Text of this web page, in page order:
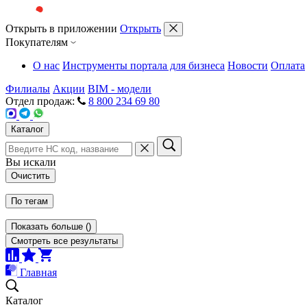
Открыть в приложении Открыть
Покупателям
О нас Инструменты портала для бизнеса Новости Оплата
Филиалы Акции BIM - модели
Отдел продаж:
8 800 234 69 80
Каталог
Вы искали
Очистить
По тегам
Показать больше ()
Смотреть все результаты
Главная
Каталог